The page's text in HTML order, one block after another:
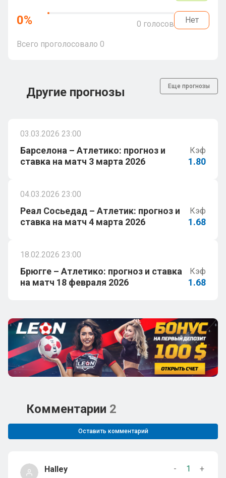
0% 0 голосов Нет
Всего проголосовало 0
Другие прогнозы Еще прогнозы
03.03.2026 23:00
Барселона – Атлетико: прогноз и
ставка на матч 3 марта 2026
Кэф
1.80
04.03.2026 23:00
Реал Сосьедад – Атлетик: прогноз и
ставка на матч 4 марта 2026
Кэф
1.68
18.02.2026 23:00
Брюгге – Атлетико: прогноз и ставка
на матч 18 февраля 2026
Кэф
1.68
Комментарии 2
Оставить комментарий
Halley - 1
+